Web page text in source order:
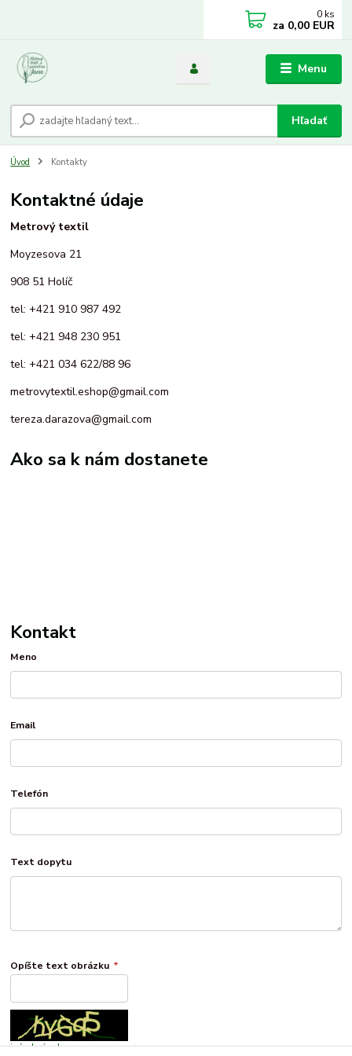
Menu
Hľadať
0 ks
za 0,00 EUR
Úvod Kontakty
Kontaktné údaje
Metrový textil
Moyzesova 21
908 51 Holíč
tel: +421 910 987 492
tel: +421 948 230 951
tel: +421 034 622/88 96
metrovytextil.eshop@gmail.com
tereza.darazova@gmail.com
Ako sa k nám dostanete
Kontakt
Meno
Email
Telefón
Text dopytu
Opíšte text obrázku *
iný obrázok